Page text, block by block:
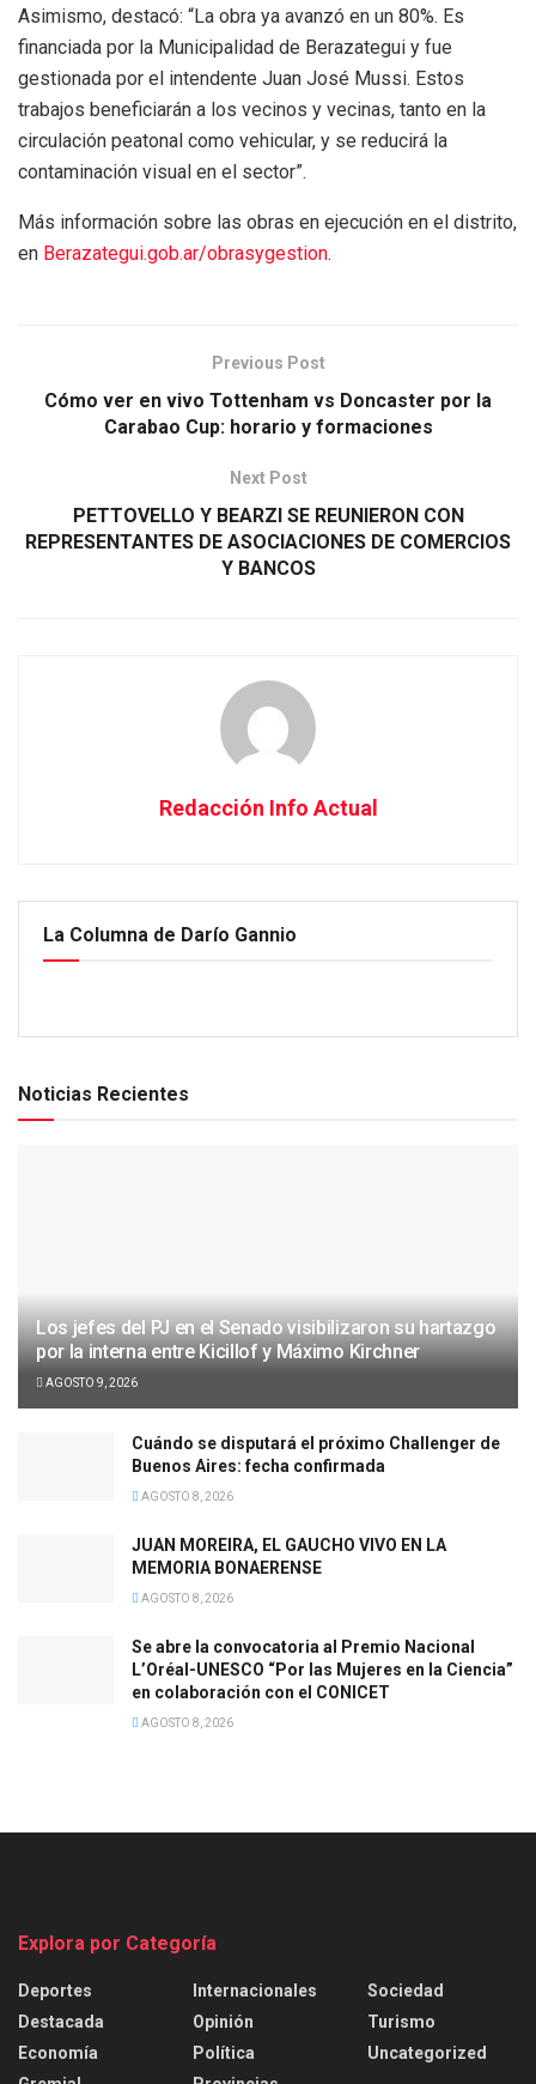
Asimismo, destacó: “La obra ya avanzó en un 80%. Es
financiada por la Municipalidad de Berazategui y fue
gestionada por el intendente Juan José Mussi. Estos
trabajos beneficiarán a los vecinos y vecinas, tanto en la
circulación peatonal como vehicular, y se reducirá la
contaminación visual en el sector”.
Más información sobre las obras en ejecución en el distrito,
en Berazategui.gob.ar/obrasygestion.
Previous Post
Cómo ver en vivo Tottenham vs Doncaster por la
Carabao Cup: horario y formaciones
Next Post
PETTOVELLO Y BEARZI SE REUNIERON CON
REPRESENTANTES DE ASOCIACIONES DE COMERCIOS
Y BANCOS
Redacción Info Actual
La Columna de Darío Gannio
Noticias Recientes
Los jefes del PJ en el Senado visibilizaron su hartazgo
por la interna entre Kicillof y Máximo Kirchner
AGOSTO 9, 2026
Cuándo se disputará el próximo Challenger de
Buenos Aires: fecha confirmada
AGOSTO 8, 2026
JUAN MOREIRA, EL GAUCHO VIVO EN LA
MEMORIA BONAERENSE
AGOSTO 8, 2026
Se abre la convocatoria al Premio Nacional
L’Oréal-UNESCO “Por las Mujeres en la Ciencia”
en colaboración con el CONICET
AGOSTO 8, 2026
Explora por Categoría
Deportes
Destacada
Economía
Internacionales
Opinión
Política
Sociedad
Turismo
Uncategorized